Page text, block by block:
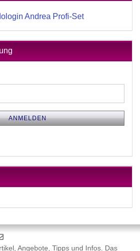
Andrea Profi-Set
ANMELDEN
Angebote, Tipps und Infos. Das